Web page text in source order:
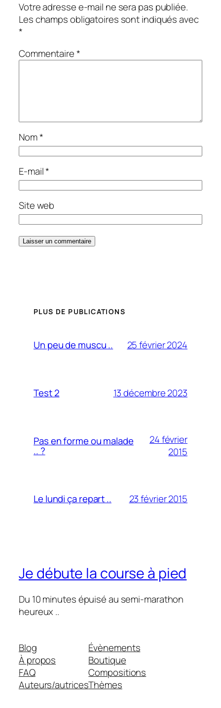
Votre adresse e-mail ne sera pas publiée.
Les champs obligatoires sont indiqués avec
*
Commentaire*
Nom*
E-mail*
Site web
PLUS DE PUBLICATIONS
Un peu de muscu .. 25 février 2024
Test 2 13 décembre 2023
Pas en forme ou malade
.. ?
24 février
2015
Le lundi ça repart .. 23 février 2015
Je débute la course à pied
Du 10 minutes épuisé au semi-marathon
heureux ..
Blog
À propos
FAQ
Auteurs/autrices
Évènements
Boutique
Compositions
Thèmes